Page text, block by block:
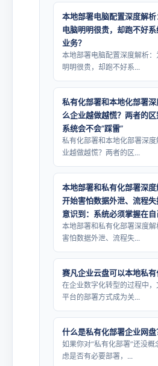
本地部署电脑配置深度解
电脑明明很贵，却跑不好
业务？
本地部署电脑配置深度解析
明明很贵，却跑不好系...
私有化部署和本地化部署
么企业越做越慌？两者的
系统会不会“踩雷”
私有化部署和本地化部署深
业越做越慌？两者的区...
本地部署和私有化部署深
开始害怕数据外泄、流程
意识到：系统必须掌握在
本地部署和私有化部署深度
害怕数据外泄、流程失...
赛凡企业云盘可以本地私
在企业数字化转型的过程中
平台的部署方式成为关...
什么是私有化部署企业网盘
如果你对“私有化部署”还没
虑是否有必要部署，...